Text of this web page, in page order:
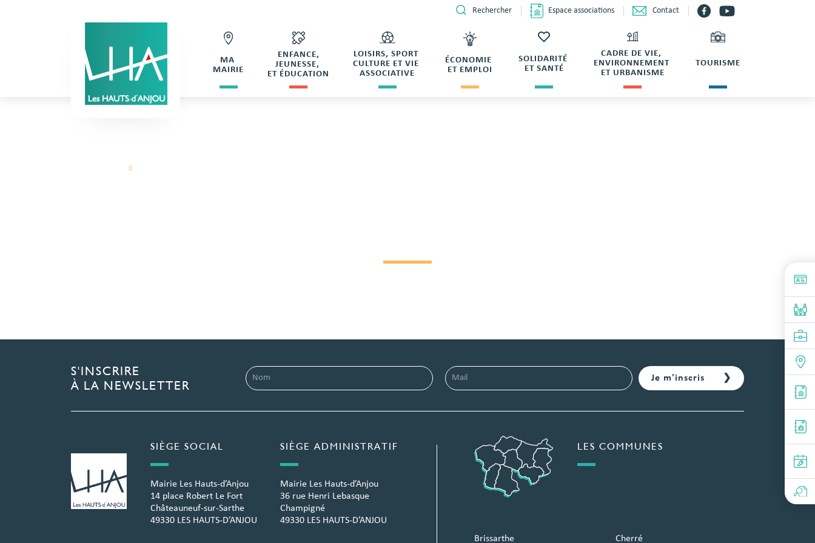
Rechercher Espace associations Contact
MA
MAIRIE
ENFANCE,
JEUNESSE,
ET ÉDUCATION
LOISIRS, SPORT
CULTURE ET VIE
ASSOCIATIVE
ÉCONOMIE
ET EMPLOI
SOLIDARITÉ
ET SANTÉ
CADRE DE VIE,
ENVIRONNEMENT
ET URBANISME
TOURISME
»
S'INSCRIRE
À LA NEWSLETTER
SIÈGE SOCIAL
Mairie Les Hauts-d’Anjou
14 place Robert Le Fort
Châteauneuf-sur-Sarthe
49330 LES HAUTS-D’ANJOU
SIÈGE ADMINISTRATIF
Mairie Les Hauts-d’Anjou
36 rue Henri Lebasque
Champigné
49330 LES HAUTS-D’ANJOU
LES COMMUNES
Brissarthe Cherré